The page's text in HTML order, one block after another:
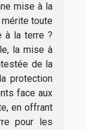
mise à la
toute
à la terre ?
la mise à
de la
protection
face aux
en offrant
pour les